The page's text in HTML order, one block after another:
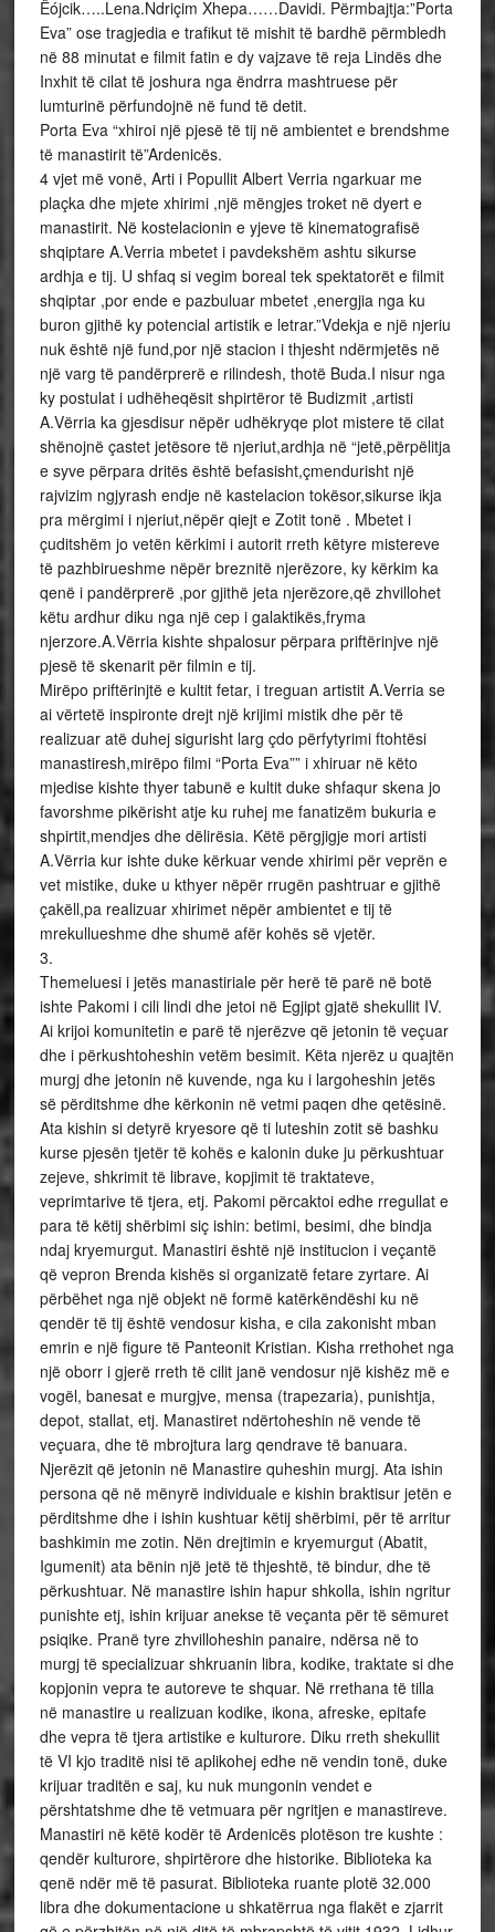
Ëójcik…..Lena.Ndriçim Xhepa……Davidi. Përmbajtja:”Porta
Eva” ose tragjedia e trafikut të mishit të bardhë përmbledh
në 88 minutat e filmit fatin e dy vajzave të reja Lindës dhe
Inxhit të cilat të joshura nga ëndrra mashtruese për
lumturinë përfundojnë në fund të detit.
Porta Eva “xhiroi një pjesë të tij në ambientet e brendshme
të manastirit të”Ardenicës.
4 vjet më vonë, Arti i Popullit Albert Verria ngarkuar me
plaçka dhe mjete xhirimi ,një mëngjes troket në dyert e
manastirit. Në kostelacionin e yjeve të kinematografisë
shqiptare A.Verria mbetet i pavdekshëm ashtu sikurse
ardhja e tij. U shfaq si vegim boreal tek spektatorët e filmit
shqiptar ,por ende e pazbuluar mbetet ,energjia nga ku
buron gjithë ky potencial artistik e letrar.”Vdekja e një njeriu
nuk është një fund,por një stacion i thjesht ndërmjetës në
një varg të pandërprerë e rilindesh, thotë Buda.I nisur nga
ky postulat i udhëheqësit shpirtëror të Budizmit ,artisti
A.Vërria ka gjesdisur nëpër udhëkryqe plot mistere të cilat
shënojnë çastet jetësore të njeriut,ardhja në “jetë,përpëlitja
e syve përpara dritës është befasisht,çmendurisht një
rajvizim ngjyrash endje në kastelacion tokësor,sikurse ikja
pra mërgimi i njeriut,nëpër qiejt e Zotit tonë . Mbetet i
çuditshëm jo vetën kërkimi i autorit rreth këtyre mistereve
të pazhbirueshme nëpër breznitë njerëzore, ky kërkim ka
qenë i pandërprerë ,por gjithë jeta njerëzore,që zhvillohet
këtu ardhur diku nga një cep i galaktikës,fryma
njerzore.A.Vërria kishte shpalosur përpara priftërinjve një
pjesë të skenarit për filmin e tij.
Mirëpo priftërinjtë e kultit fetar, i treguan artistit A.Verria se
ai vërtetë inspironte drejt një krijimi mistik dhe për të
realizuar atë duhej sigurisht larg çdo përfytyrimi ftohtësi
manastiresh,mirëpo filmi “Porta Eva”” i xhiruar në këto
mjedise kishte thyer tabunë e kultit duke shfaqur skena jo
favorshme pikërisht atje ku ruhej me fanatizëm bukuria e
shpirtit,mendjes dhe dëlirësia. Këtë përgjigje mori artisti
A.Vërria kur ishte duke kërkuar vende xhirimi për veprën e
vet mistike, duke u kthyer nëpër rrugën pashtruar e gjithë
çakëll,pa realizuar xhirimet nëpër ambientet e tij të
mrekullueshme dhe shumë afër kohës së vjetër.
3.
Themeluesi i jetës manastiriale për herë të parë në botë
ishte Pakomi i cili lindi dhe jetoi në Egjipt gjatë shekullit IV.
Ai krijoi komunitetin e parë të njerëzve që jetonin të veçuar
dhe i përkushtoheshin vetëm besimit. Këta njerëz u quajtën
murgj dhe jetonin në kuvende, nga ku i largoheshin jetës
së përditshme dhe kërkonin në vetmi paqen dhe qetësinë.
Ata kishin si detyrë kryesore që ti luteshin zotit së bashku
kurse pjesën tjetër të kohës e kalonin duke ju përkushtuar
zejeve, shkrimit të librave, kopjimit të traktateve,
veprimtarive të tjera, etj. Pakomi përcaktoi edhe rregullat e
para të këtij shërbimi siç ishin: betimi, besimi, dhe bindja
ndaj kryemurgut. Manastiri është një institucion i veçantë
që vepron Brenda kishës si organizatë fetare zyrtare. Ai
përbëhet nga një objekt në formë katërkëndëshi ku në
qendër të tij është vendosur kisha, e cila zakonisht mban
emrin e një figure të Panteonit Kristian. Kisha rrethohet nga
një oborr i gjerë rreth të cilit janë vendosur një kishëz më e
vogël, banesat e murgjve, mensa (trapezaria), punishtja,
depot, stallat, etj. Manastiret ndërtoheshin në vende të
veçuara, dhe të mbrojtura larg qendrave të banuara.
Njerëzit që jetonin në Manastire quheshin murgj. Ata ishin
persona që në mënyrë individuale e kishin braktisur jetën e
përditshme dhe i ishin kushtuar këtij shërbimi, për të arritur
bashkimin me zotin. Nën drejtimin e kryemurgut (Abatit,
Igumenit) ata bënin një jetë të thjeshtë, të bindur, dhe të
përkushtuar. Në manastire ishin hapur shkolla, ishin ngritur
punishte etj, ishin krijuar anekse të veçanta për të sëmuret
psiqike. Pranë tyre zhvilloheshin panaire, ndërsa në to
murgj të specializuar shkruanin libra, kodike, traktate si dhe
kopjonin vepra te autoreve te shquar. Në rrethana të tilla
në manastire u realizuan kodike, ikona, afreske, epitafe
dhe vepra të tjera artistike e kulturore. Diku rreth shekullit
të VI kjo traditë nisi të aplikohej edhe në vendin tonë, duke
krijuar traditën e saj, ku nuk mungonin vendet e
përshtatshme dhe të vetmuara për ngritjen e manastireve.
Manastiri në këtë kodër të Ardenicës plotëson tre kushte :
qendër kulturore, shpirtërore dhe historike. Biblioteka ka
qenë ndër më të pasurat. Biblioteka ruante plotë 32.000
libra dhe dokumentacione u shkatërrua nga flakët e zjarrit